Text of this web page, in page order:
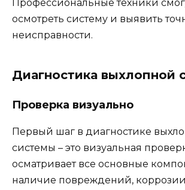
Профессиональные техники
осмотреть систему и выявить
неисправности.
Диагностика выхлопной
Проверка визуально
Первый шаг в диагностике
системы – это визуальная
осматривает все основные
наличие повреждений,